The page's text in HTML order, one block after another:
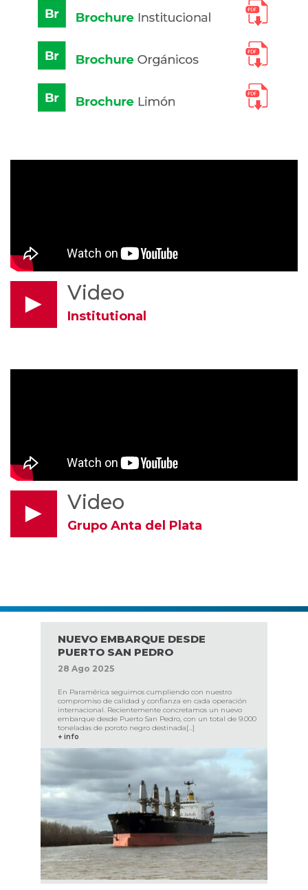
Video
Institutional
Video
Grupo Anta del Plata
NUEVO EMBARQUE DESDE
PUERTO SAN PEDRO
28 Ago 2025
En Paramérica seguimos cumpliendo con nuestro
compromiso de calidad y confianza en cada operación
internacional. Recientemente concretamos un nuevo
embarque desde Puerto San Pedro, con un total de 9.000
toneladas de poroto negro destinada[...]
+ info